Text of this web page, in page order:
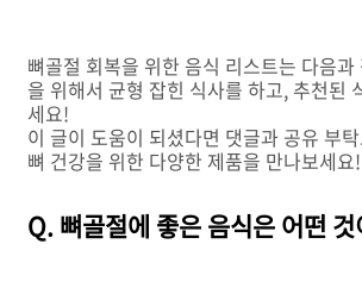
뼈골절 회복을 위한 음식 리스트는 다음
을 위해서 균형 잡힌 식사를 하고, 추천된
세요!
이 글이 도움이 되셨다면 댓글과 공유 부
뼈 건강을 위한 다양한 제품을 만나보세요!
Q. 뼈골절에 좋은 음식은 어떤